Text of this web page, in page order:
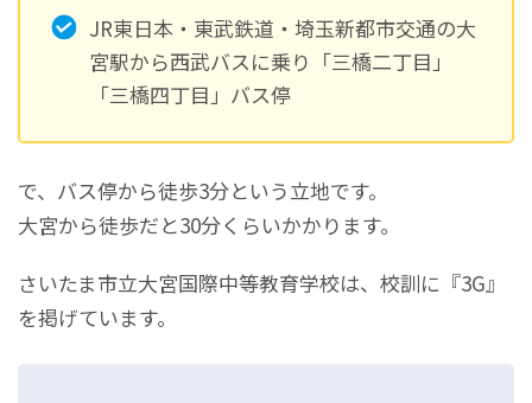
JR東日本・東武鉄道・埼玉新都市交通の大
宮駅から西武バスに乗り「三橋二丁目」
「三橋四丁目」バス停
で、バス停から徒歩3分という立地です。
大宮から徒歩だと30分くらいかかります。
さいたま市立大宮国際中等教育学校は、校訓に『3G』
を掲げています。